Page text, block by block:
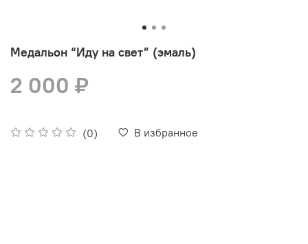
Медальон “Иду на свет” (эмаль)
(0) В избранное
2 000 ₽